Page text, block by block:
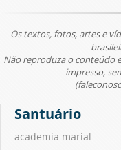
Os textos, fotos, artes e
Não reproduza o conteúdo
impresso,
Santuário
academia marial